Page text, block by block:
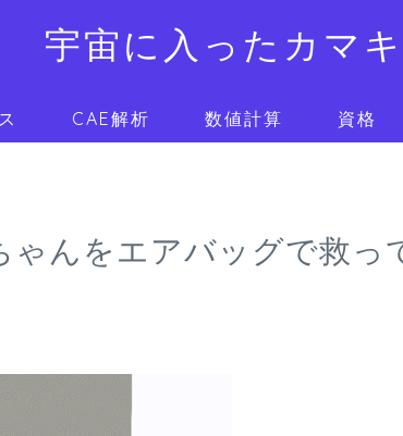
宇宙に入ったカマキ
CAE解析 数値計算 資格
んをエアバッグで救っ